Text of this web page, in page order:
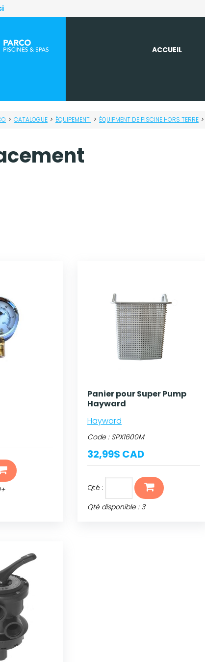
ACCUEIL
> CATALOGUE > ÉQUIPEMENT > ÉQUIPMENT DE PISCINE HORS TERRE >
Panier pour Super Pump
Hayward
Hayward
Code : SPX1600M
32,99$ CAD
Qté :
Qté disponible : 3